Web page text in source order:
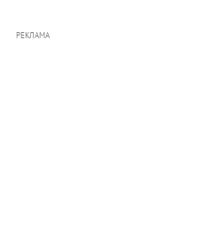
РЕКЛАМА